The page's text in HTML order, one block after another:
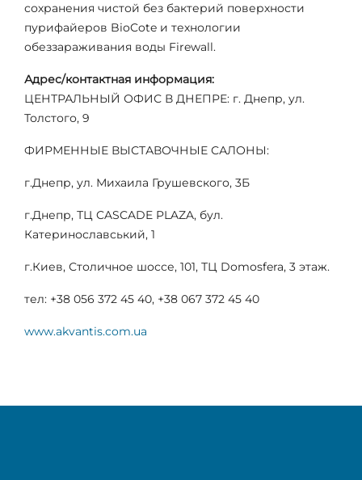
сохранения чистой без бактерий поверхности
пурифайеров BioCote и технологии
обеззараживания воды Firewall.
Адрес/контактная информация:
ЦЕНТРАЛЬНЫЙ ОФИС В ДНЕПРЕ: г. Днепр, ул.
Толстого, 9
ФИРМЕННЫЕ ВЫСТАВОЧНЫЕ САЛОНЫ:
г.Днепр, ул. Михаила Грушевского, 3Б
г.Днепр, ТЦ CASCADE PLAZA, бул.
Катеринославський, 1
г.Киев, Столичное шоссе, 101, ТЦ Domosfera, 3 этаж.
тел: +38 056 372 45 40, +38 067 372 45 40
www.akvantis.com.ua